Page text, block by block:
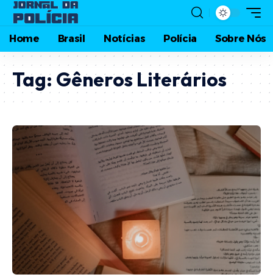
Home Brasil Notícias Polícia Sobre Nós
Tag: Gêneros Literários